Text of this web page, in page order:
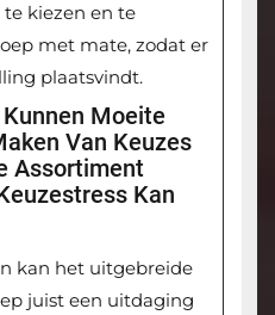
kiezen en te
met mate, zodat er
plaatsvindt.
Moeite
Van Keuzes
Assortiment
Kan
kan het uitgebreide
juist een uitdaging